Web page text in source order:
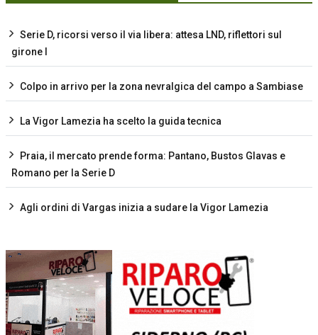
Serie D, ricorsi verso il via libera: attesa LND, riflettori sul
girone I
Colpo in arrivo per la zona nevralgica del campo a Sambiase
La Vigor Lamezia ha scelto la guida tecnica
Praia, il mercato prende forma: Pantano, Bustos Glavas e
Romano per la Serie D
Agli ordini di Vargas inizia a sudare la Vigor Lamezia